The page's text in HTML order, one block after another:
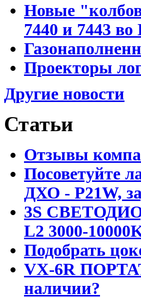
Новые
7440 и 7443 во
Проекторы
Другие новости
Статьи
Отзывы
Посоветуйте
ДХО - P21W,
3S
L2 3000-
Подобрать
VX-6R
наличии?